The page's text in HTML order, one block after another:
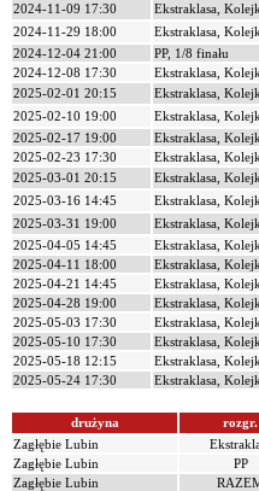
2024-11-09 17:30
Ekstraklasa,
2024-11-29 18:00
Ekstraklasa,
2024-12-04 21:00
PP, 1/8 finału
2024-12-08 17:30
Ekstraklasa,
2025-02-01 20:15
Ekstraklasa,
2025-02-10 19:00
Ekstraklasa,
2025-02-17 19:00
Ekstraklasa,
2025-02-23 17:30
Ekstraklasa,
2025-03-01 20:15
Ekstraklasa,
2025-03-16 14:45
Ekstraklasa,
2025-03-31 19:00
Ekstraklasa,
2025-04-05 14:45
Ekstraklasa,
2025-04-11 18:00
Ekstraklasa,
2025-04-21 14:45
Ekstraklasa,
2025-04-28 19:00
Ekstraklasa,
2025-05-03 17:30
Ekstraklasa,
2025-05-10 17:30
Ekstraklasa,
2025-05-18 12:15
Ekstraklasa,
2025-05-24 17:30
Ekstraklasa,
drużyna rozgr.
Zagłębie Lubin
Zagłębie Lubin
PP
Zagłębie Lubin